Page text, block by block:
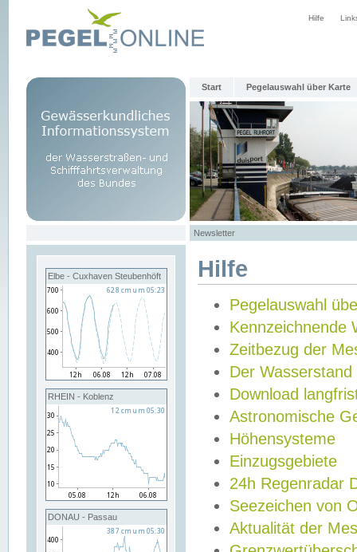
Hilfe
Start Pegelauswahl über Karte
Newsletter
Elbe - Cuxhaven Steubenhöft
RHEIN - Koblenz
DONAU - Passau
Hilfe
Pegelauswahl
Kennzeichnende
Zeitbezug der
Der Wasserstand
Download
Astronomische
Höhensysteme
Einzugsgebiete
24h Regenradar
Seezeichen von
Aktualität der